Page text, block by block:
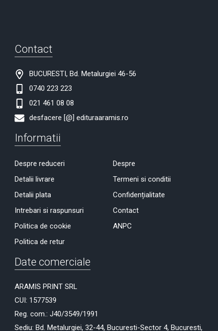
Contact
BUCURESTI, Bd. Metalurgiei 46-56
0740 223 223
021 461 08 08
desfacere [@] edituraaramis.ro
Informatii
Despre reduceri
Detalii livrare
Detalii plata
Intrebari si raspunsuri
Politica de cookie
Politica de retur
Despre
Termeni si conditii
Confidențialitate
Contact
ANPC
Date comerciale
ARAMIS PRINT SRL
CUI: 1577539
Reg. com.: J40/3549/1991
Sediu: Bd. Metalurgiei, 32-44, Bucuresti-Sector 4, Bucuresti,